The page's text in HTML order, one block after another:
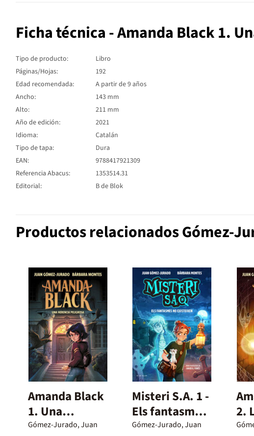
Ficha técnica - Amanda Black 1.
Tipo de producto:
Libro
Páginas/Hojas:
192
Edad recomendada:
A partir de 9 años
Ancho:
143 mm
Alto:
211 mm
Año de edición:
2021
Idioma:
Catalán
Tipo de tapa:
Dura
EAN:
9788417921309
Referencia Abacus:
1353514.31
Editorial:
B de Blok
Productos relacionados Gómez-
Amanda Black
1. Una
herencia
Gómez-Jurado, Juan
Misteri S.A. 1 -
Els fantasmes
no existeixen
Gómez-Jurado, Juan
2.